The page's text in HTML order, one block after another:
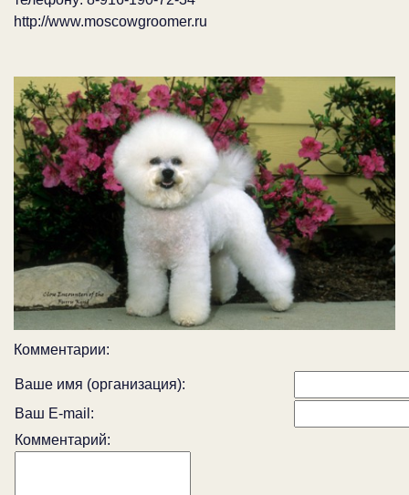
http://www.moscowgroomer.ru
Комментарии:
Ваше имя (организация):
Ваш E-mail:
Комментарий: